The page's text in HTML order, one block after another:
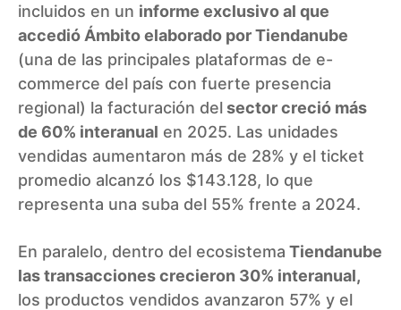
incluidos en un informe exclusivo al que
accedió Ámbito elaborado por Tiendanube
(una de las principales plataformas de e-
commerce del país con fuerte presencia
regional) la facturación delsector creció más
de 60% interanual en 2025. Las unidades
vendidas aumentaron más de 28% y el ticket
promedio alcanzó los $143.128, lo que
representa una suba del 55% frente a 2024.
En paralelo, dentro del ecosistema Tiendanube
las transacciones crecieron 30% interanual,
los productos vendidos avanzaron 57% y el